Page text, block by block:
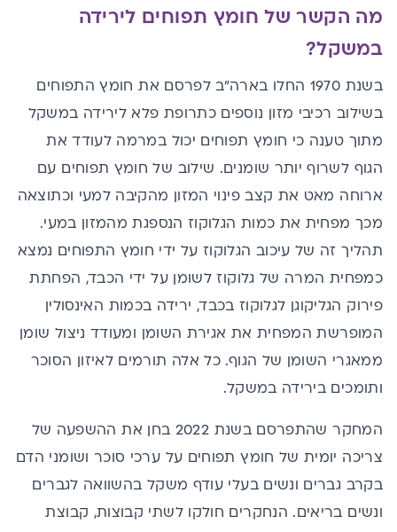
מה הקשר של חומץ תפוחים לירידה
במשקל?
בשנת 1970 החלו בארה"ב לפרסם את חומץ התפוחים
בשילוב רכיבי מזון נוספים כתרופת פלא לירידה במשקל
מתוך טענה כי חומץ תפוחים יכול במרמה לעודד את
הגוף לשרוף יותר שומנים. שילוב של חומץ תפוחים עם
ארוחה מאט את קצב פינוי המזון מהקיבה למעי וכתוצאה
מכך מפחית את כמות הגלוקוז הנספגת מהמזון במעי.
תהליך זה של עיכוב הגלוקוז על ידי חומץ התפוחים נמצא
כמפחית המרה של גלוקוז לשומן על ידי הכבד, הפחתת
פירוק הגליקוגן לגלוקוז בכבד, ירידה בכמות האינסולין
המופרשת המפחית את אגירת השומן ומעודד ניצול שומן
ממאגרי השומן של הגוף. כל אלה תורמים לאיזון הסוכר
ותומכים בירידה במשקל.
המחקר שהתפרסם בשנת 2022 בחן את ההשפעה של
צריכה יומית של חומץ תפוחים על ערכי סוכר ושומני הדם
בקרב גברים ונשים בעלי עודף משקל בהשוואה לגברים
ונשים בריאים. הנחקרים חולקו לשתי קבוצות, קבוצת